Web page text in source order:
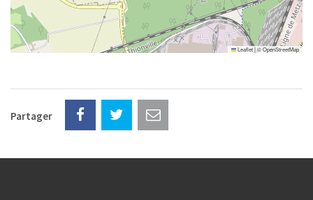
Leaflet|©OpenStreetMap
Partager